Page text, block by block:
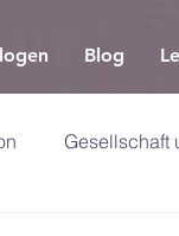
Blog
Gesellschaft